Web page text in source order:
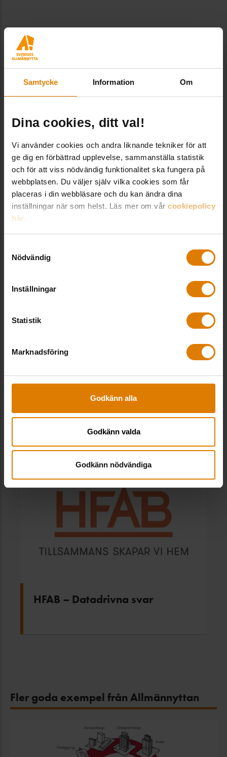
Samtycke Information Om
Dina cookies, ditt val!
Vi använder cookies och andra liknande tekniker för att
ge dig en förbättrad upplevelse, sammanställa statistik
och för att viss nödvändig funktionalitet ska fungera på
webbplatsen. Du väljer själv vilka cookies som får
placeras i din webbläsare och du kan ändra dina
inställningar när som helst. Läs mer om vår cookiepolicy
här.
Nödvändig
Inställningar
Statistik
Marknadsföring
Godkänn alla
Godkänn valda
Godkänn nödvändiga
Goda exempel från Allmännyttan
Svenska Bostäder – Sista milen
ÖBO – Datakvalité & master
data
HFAB – Datadrivna svar
Fler goda exempel från Allmännyttan